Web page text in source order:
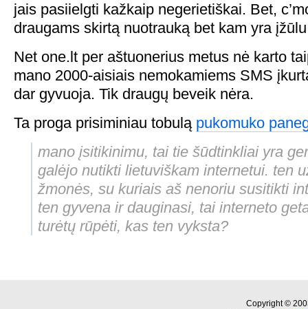
jais pasiielgti kažkaip negerietiškai. Bet,
draugams skirtą nuotrauką bet kam yra
Net one.lt per aštuonerius metus nė karto
mano 2000-aisiais nemokamiems SMS
dar gyvuoja. Tik draugų beveik nėra.
Ta proga prisiminiau tobulą pukomuko
mano įsitikinimu, tai tie šūdtinkliai yra
galėjo nutikti lietuviškam internetui. ten
žmonės, su kuriais aš nenoriu susitikti
ten gyvena ir dauginasi, tai interneto
turėtų rūpėti, kas ten vyksta?
Copyright ©